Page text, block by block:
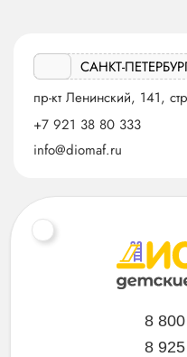
САНКТ-
пр-кт Ленинский, 141,
+7 921 38 80 333
info@diomaf.ru
8
8